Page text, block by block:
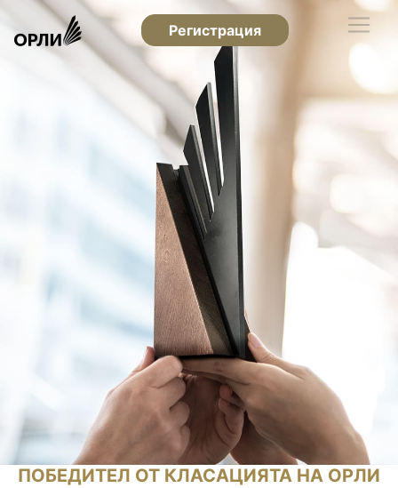
Регистрация
ПОБЕДИТЕЛ ОТ КЛАСАЦИЯТА НА ОРЛИ